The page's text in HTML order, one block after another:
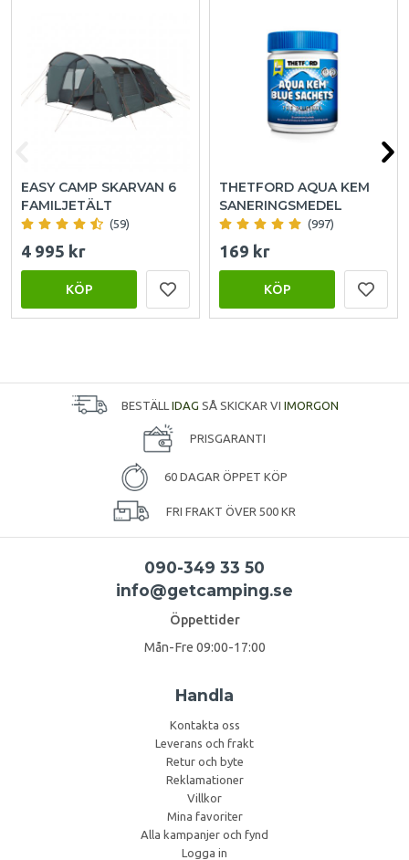
EASY CAMP SKARVAN 6
FAMILJETÄLT
(59)
4 995 kr
KÖP
THETFORD AQUA KEM
SANERINGSMEDEL
(997)
169 kr
KÖP
BESTÄLL IDAG SÅ SKICKAR VI IMORGON
PRISGARANTI
60 DAGAR ÖPPET KÖP
FRI FRAKT ÖVER 500 KR
090-349 33 50
info@getcamping.se
Öppettider
Mån-Fre 09:00-17:00
Handla
Kontakta oss
Leverans och frakt
Retur och byte
Reklamationer
Villkor
Mina favoriter
Alla kampanjer och fynd
Logga in